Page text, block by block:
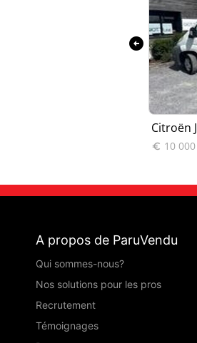
Citroën
 10 000
arrow_circle_left
A propos de ParuVendu
Qui sommes-nous?
Nos solutions pour les pros
Recrutement
Témoignages